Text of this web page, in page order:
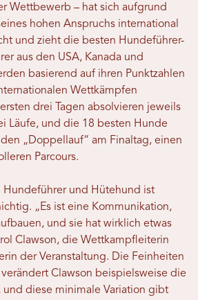
Wettbewerb – hat sich aufgrund
hohen Anspruchs international
und zieht die besten Hundeführer-
aus den USA, Kanada und
basierend auf ihren Punktzahlen
Wettkämpfen
drei Tagen absolvieren jeweils
Läufe, und die 18 besten Hunde
„Doppellauf“ am Finaltag, einen
Parcours.
Hundeführer und Hütehund ist
„Es ist eine Kommunikation,
und sie hat wirklich etwas
Clawson, die Wettkampfleiterin
der Veranstaltung. Die Feinheiten
Clawson beispielsweise die
und diese minimale Variation gibt